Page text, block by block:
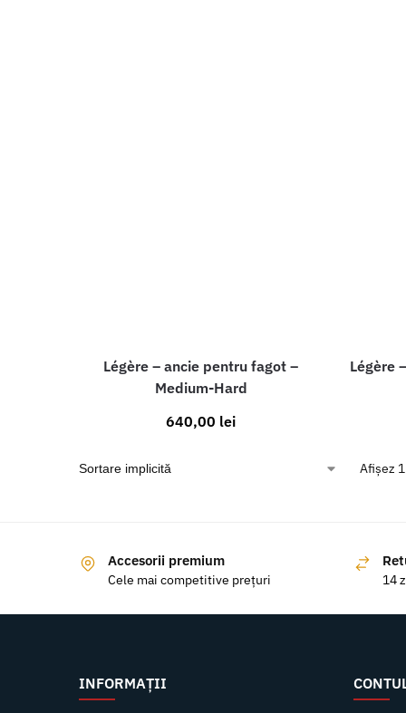
Légère – ancie pentru fagot –
Medium-Hard
640,00 lei
Légère
Afișez
Accesorii premium
Cele mai competitive prețuri 14
INFORMAȚII